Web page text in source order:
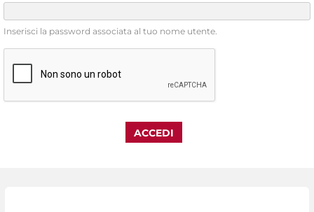
Inserisci la password associata al tuo nome utente.